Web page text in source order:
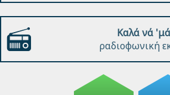
Καλά νά
ραδιοφωνική